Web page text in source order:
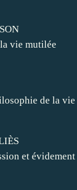
vie mutilée
de la vie
et